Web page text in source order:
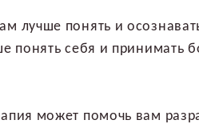
лучше понять и
понять себя и принимать
может помочь вам